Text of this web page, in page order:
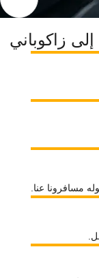
زاكوباني
مسافرونا عنا.